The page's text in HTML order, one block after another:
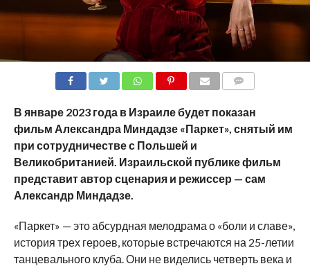
В январе 2023 года в Израиле будет показан
фильм Александра Миндадзе «Паркет», снятый им
при сотрудничестве с Польшей и
Великобританией. Израильской публике фильм
представит автор сценария и режиссер — сам
Александр Миндадзе.
«Паркет» — это абсурдная мелодрама о «боли и славе»,
история трех героев, которые встречаются на 25-летии
танцевального клуба. Они не виделись четверть века и